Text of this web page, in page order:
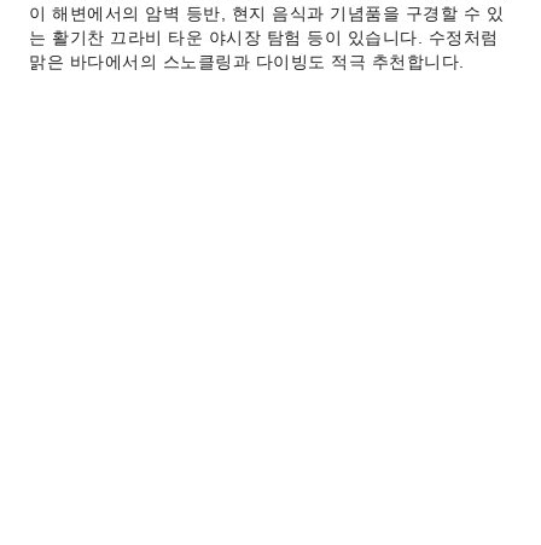
이 해변에서의 암벽 등반, 현지 음식과 기념품을 구경할 수 있
는 활기찬 끄라비 타운 야시장 탐험 등이 있습니다. 수정처럼
맑은 바다에서의 스노클링과 다이빙도 적극 추천합니다.